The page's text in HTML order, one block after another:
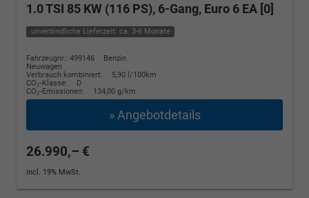
1.0 TSI 85 KW (116 PS), 6-Gang, Euro 6 EA [0]
unverbindliche Lieferzeit: ca. 3-6 Monate
Fahrzeugnr.: 499146
Benzin
Neuwagen
Verbrauch kombiniert:
5,90 l/100km
CO2-Klasse:
D
CO2-Emissionen: 134,00 g/km
» Angebotdetails
26.990,– €
incl. 19% MwSt.